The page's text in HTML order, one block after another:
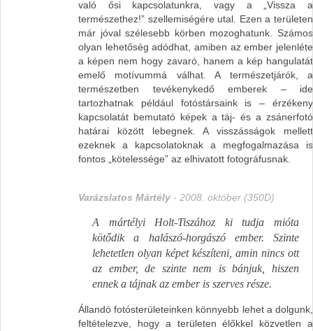
való ősi kapcsolatunkra, vagy a „Vissza a
természethez!” szellemiségére utal. Ezen a területen
már jóval szélesebb körben mozoghatunk. Számos
olyan lehetőség adódhat, amiben az ember jelenléte
a képen nem hogy zavaró, hanem a kép hangulatát
emelő motívummá válhat. A természetjárók, a
természetben tevékenykedő emberek – ide
tartozhatnak például fotóstársaink is – érzékeny
kapcsolatát bemutató képek a táj- és a zsánerfotó
határai között lebegnek. A visszásságok mellett
ezeknek a kapcsolatoknak a megfogalmazása is
fontos „kötelessége” az elhivatott fotográfusnak.
Varázslatos Mártély - 2008. október (350D)
A mártélyi Holt-Tiszához ki tudja mióta
kötődik a halászó-horgászó ember. Szinte
lehetetlen olyan képet készíteni, amin nincs ott
az ember, de szinte nem is bánjuk, hiszen
ennek a tájnak az ember is szerves része.
Állandó fotósterületeinken könnyebb lehet a dolgunk,
feltételezve, hogy a területen élőkkel közvetlen a